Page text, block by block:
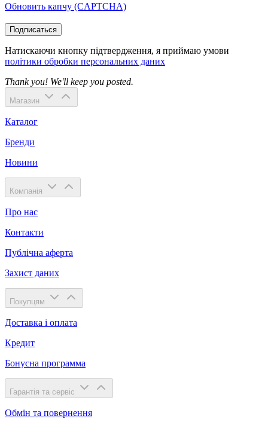
Обновить капчу (CAPTCHA)
Подписаться
Натискаючи кнопку підтвердження, я приймаю умови
політики обробки персональних даних
Thank you! We'll keep you posted.
Магазин
Каталог
Бренди
Новини
Компанія
Про нас
Контакти
Публічна аферта
Захист даних
Покупцям
Доставка і оплата
Кредит
Бонусна программа
Гарантія та сервіс
Обмін та повернення